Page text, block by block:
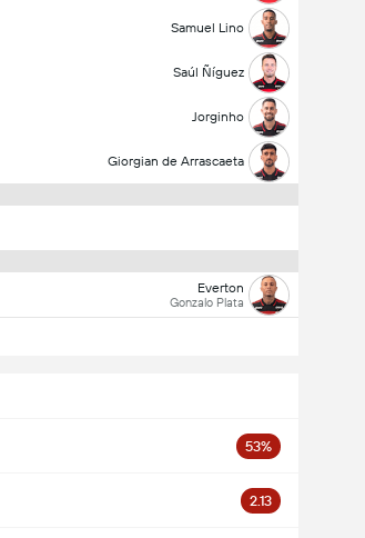
Samuel Lino
Saúl Ñíguez
Jorginho
Giorgian de Arrascaeta
Everton
Gonzalo Plata
53%
2.13